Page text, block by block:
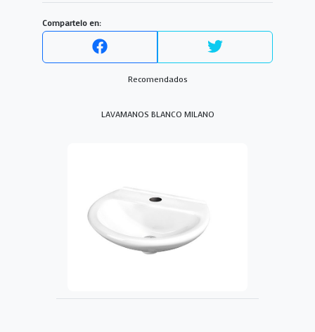
Compartelo en:
Recomendados
LAVAMANOS BLANCO MILANO